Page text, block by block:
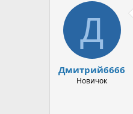
Д
Дмитрий6666
Новичок